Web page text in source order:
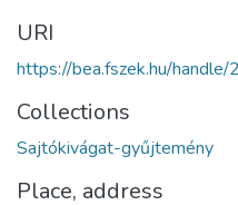
URI
https://bea.fszek.hu/
Collections
Sajtókivágat-gyűjtemény
Place, address